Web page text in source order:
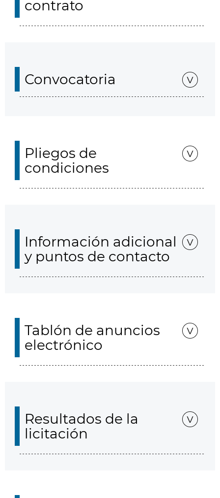
contrato
Convocatoria
Pliegos de
condiciones
Información adicional
y puntos de contacto
Tablón de anuncios
electrónico
Resultados de la
licitación